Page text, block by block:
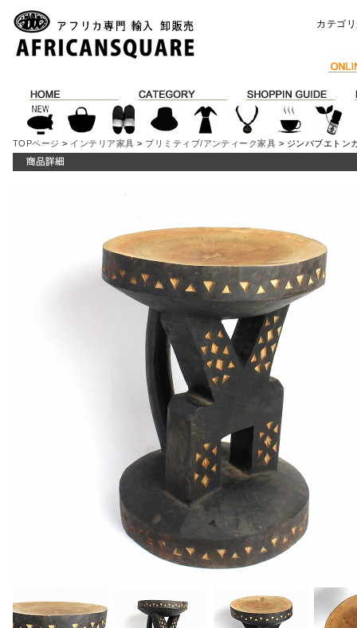
カテゴ
TOPページ > インテリア家具 > プリミティブ/アンティーク家具 > ジンバブエトン